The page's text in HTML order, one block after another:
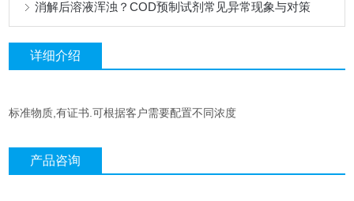
消解后溶液浑浊？COD预制试剂常见异常现象与对策
详细介绍
标准物质,有证书.可根据客户需要配置不同浓度
产品咨询